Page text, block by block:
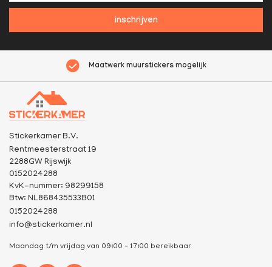
inschrijven
Maatwerk muurstickers mogelijk
Stickerkamer B.V.
Rentmeesterstraat 19
2288GW Rijswijk
0152024288
KvK-nummer: 98299158
Btw: NL868435533B01
0152024288
info@stickerkamer.nl
Maandag t/m vrijdag van 09:00 - 17:00 bereikbaar